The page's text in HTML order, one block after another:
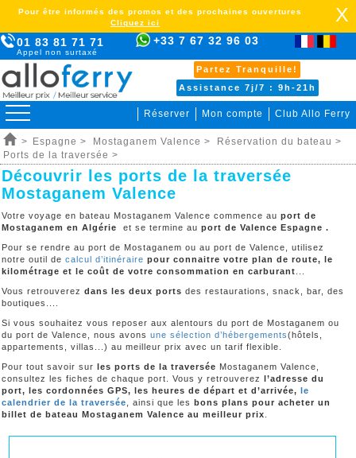
01 83 81 71 71
Appel non surtaxé
+33 7 67 32 96 03
Partez Tranquille!
Assistance 7j/7 : 9h-21h
Réserver Mon compte Club Allo Ferry
Pour être informés des promos et des prochaines ouvertures
Cliquez ici
X
> Espagne > Mostaganem Valence >
Réservation du bateau >
Ports de la traversée >
Découvrir les ports de la traversée
Mostaganem Valence
Votre voyage en bateau Mostaganem Valence commence au port de
Mostaganem en Algérie
et se termine au port de Valence Espagne .
Pour se rendre au port de Mostaganem ou au port de Valence, utilisez
notre outil de calcul d’itinéraire pour connaitre votre plan de route, le
kilométrage et le coût de votre consommation en carburant
Vous retrouverez dans les deux ports des restaurations, snack, bar, des
boutiques....
Si vous souhaitez vous reposer aux alentours du port de Mostaganem ou
du port de Valence, nous avons une sélection d’hébergements(hôtels,
appartements, villas...) au meilleur prix avec un tarif flexible.
Pour tout savoir sur les ports de la traversée Mostaganem Valence,
consultez les fiches de chaque port. Vous y retrouverez l’adresse du
port, les cordonnées GPS, les heures de départ et d’arrivée, le
calendrier de la traversée , ainsi que les bons plans pour acheter un
billet de bateau Mostaganem Valence au meilleur prix